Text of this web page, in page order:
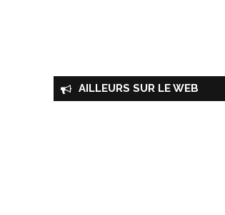
AILLEURS SUR LE WEB